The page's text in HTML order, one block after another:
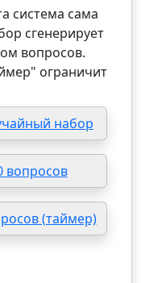
система сама
сгенерирует
вопросов.
ограничит
набор
вопросов
(таймер)